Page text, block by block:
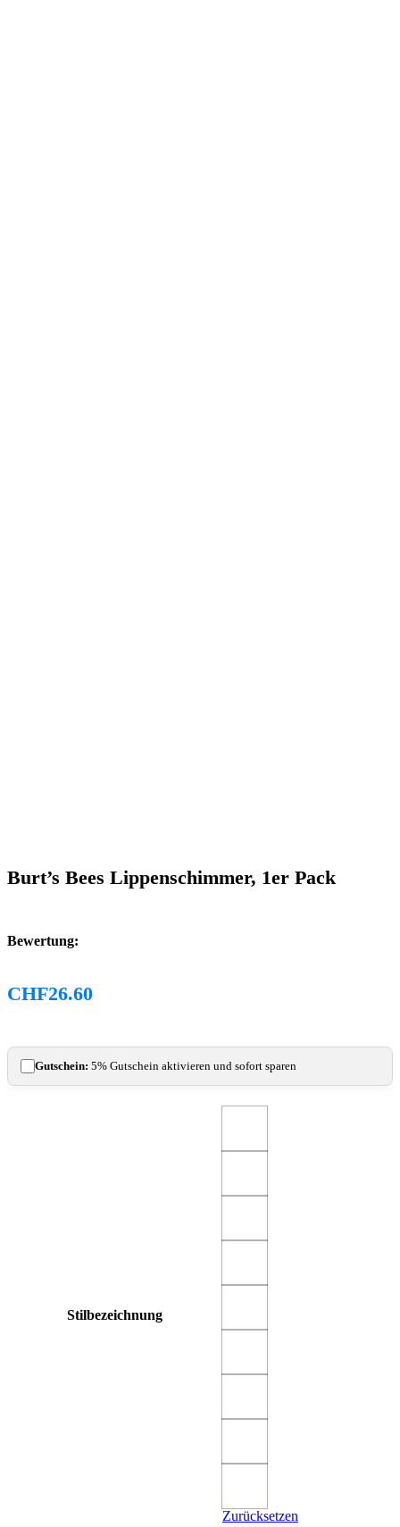
Burt’s Bees Lippenschimmer, 1er Pack
Bewertung:
CHF26.60
Gutschein: 5% Gutschein aktivieren und sofort sparen
Stilbezeichnung
Zurücksetzen